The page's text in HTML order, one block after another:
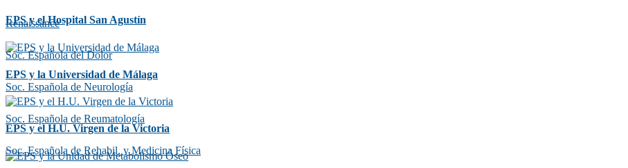
EPS y el Hospital San Agustín
EPS y la Universidad de Málaga
EPS y el H.U. Virgen de la Victoria
Renaissance
Soc. Española del Dolor
Soc. Española de Neurología
Soc. Española de Reumatología
Soc. Española de Rehabil. y Medicina Física